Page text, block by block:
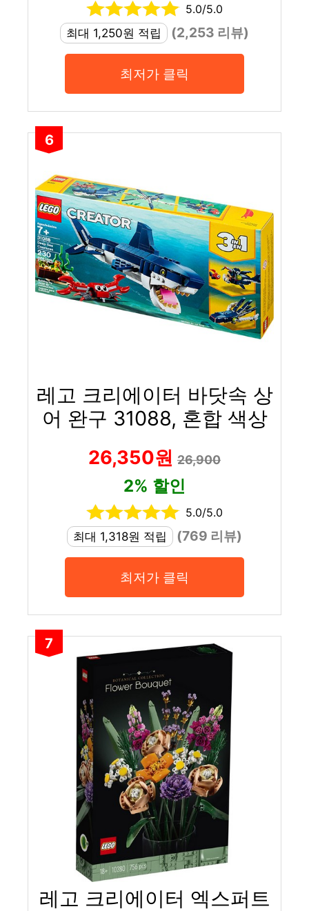
5.0/5.0
최대 1,250원 적립
(2,253 리뷰)
최저가 클릭
6
레고 크리에이터 바닷속 상
어 완구 31088, 혼합 색상
26,350원 26,900
2% 할인
5.0/5.0
최대 1,318원 적립
(769 리뷰)
최저가 클릭
7
레고 크리에이터 엑스퍼트